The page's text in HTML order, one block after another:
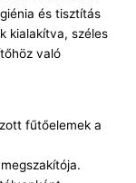
és tisztítás
kialakítva, széles
való
fűtőelemek a